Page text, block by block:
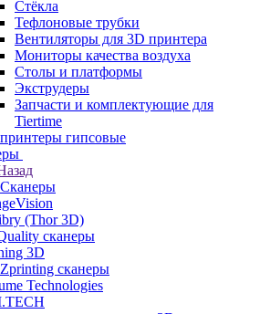
Cтёкла
Тефлоновые трубки
Вентиляторы для 3D принтера
Мониторы качества воздуха
Столы и платформы
Экструдеры
Запчасти и комплектующие для
Tiertime
гипсовые
(Thor 3D)
сканеры
3D
сканеры
Technologies